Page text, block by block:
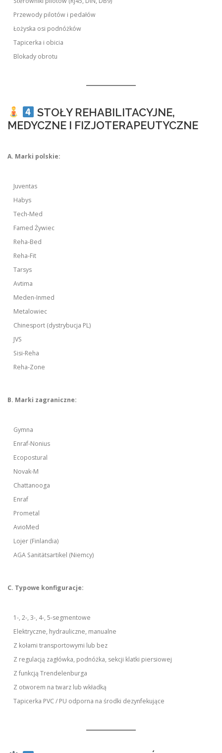
Przewody pilotów i pedałów
Łożyska osi podnóżków
Tapicerka i obicia
Blokady obrotu
STOŁY REHABILITACYJNE,
MEDYCZNE I FIZJOTERAPEUTYCZNE
A. Marki polskie:
Juventas
Habys
Tech-Med
Famed Żywiec
Reha-Bed
Reha-Fit
Tarsys
Avtima
Meden-Inmed
Metalowiec
Chinesport (dystrybucja PL)
JVS
Sisi-Reha
Reha-Zone
B. Marki zagraniczne:
Gymna
Enraf-Nonius
Ecopostural
Novak-M
Chattanooga
Enraf
Prometal
AvioMed
Lojer (Finlandia)
AGA Sanitätsartikel (Niemcy)
C. Typowe konfiguracje:
1-, 2-, 3-, 4-, 5-segmentowe
Elektryczne, hydrauliczne, manualne
Z kołami transportowymi lub bez
Z regulacją zagłówka, podnóżka, sekcji klatki piersiowej
Z funkcją Trendelenburga
Z otworem na twarz lub wkładką
Tapicerka PVC / PU odporna na środki dezynfekujące